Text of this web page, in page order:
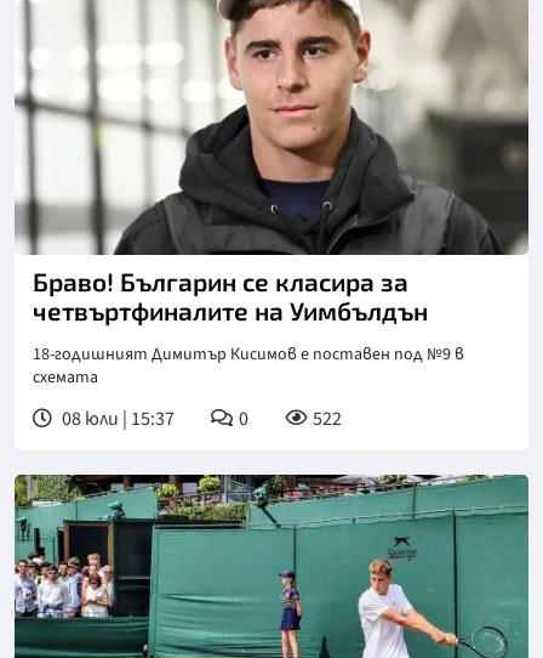
Снимка: БГНЕС
Браво! Българин се класира за
четвъртфиналите на Уимбълдън
18-годишният Димитър Кисимов е поставен под №9 в
схемата
08 юли | 15:37 0 522